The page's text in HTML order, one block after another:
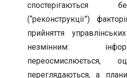
спостерігаються
(“реконструкції”)
прийняття
незмінним:
переосмислюється,
переглядаються, а